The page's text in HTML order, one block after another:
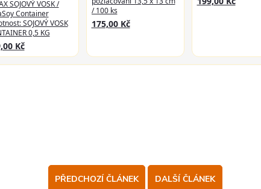
SOJOVÝ VOSK /
Container
SOJOVÝ VOSK
0,5 KG
Kč
/ 100 ks
175,00 Kč
PŘEDCHOZÍ ČLÁNEK DALŠÍ ČLÁNEK